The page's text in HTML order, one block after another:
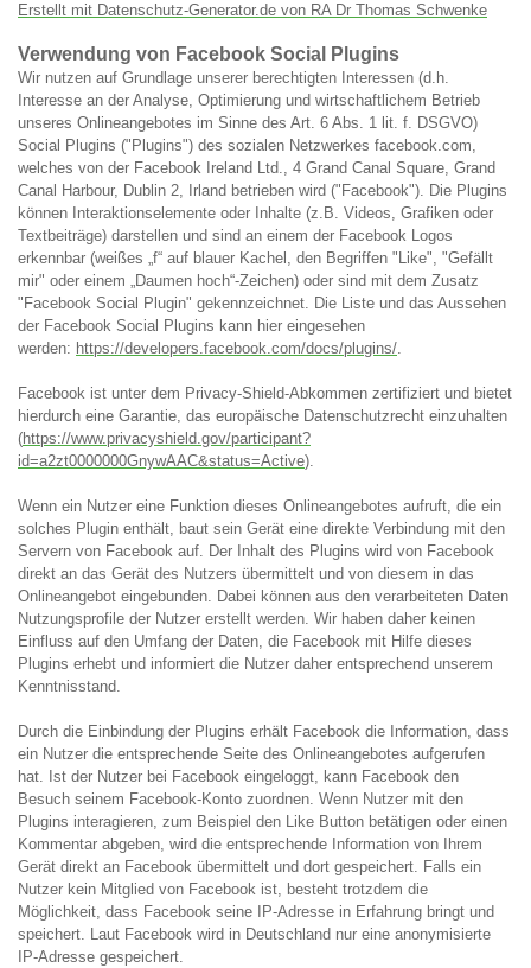
Erstellt mit Datenschutz-Generator.de von RA Dr Thomas Schwenke
Verwendung von Facebook Social Plugins
Wir nutzen auf Grundlage unserer berechtigten Interessen (d.h.
Interesse an der Analyse, Optimierung und wirtschaftlichem Betrieb
unseres Onlineangebotes im Sinne des Art. 6 Abs. 1 lit. f. DSGVO)
Social Plugins ("Plugins") des sozialen Netzwerkes facebook.com,
welches von der Facebook Ireland Ltd., 4 Grand Canal Square, Grand
Canal Harbour, Dublin 2, Irland betrieben wird ("Facebook"). Die Plugins
können Interaktionselemente oder Inhalte (z.B. Videos, Grafiken oder
Textbeiträge) darstellen und sind an einem der Facebook Logos
erkennbar (weißes „f“ auf blauer Kachel, den Begriffen "Like", "Gefällt
mir" oder einem „Daumen hoch“-Zeichen) oder sind mit dem Zusatz
"Facebook Social Plugin" gekennzeichnet. Die Liste und das Aussehen
der Facebook Social Plugins kann hier eingesehen
werden: https://developers.facebook.com/docs/plugins/.
Facebook ist unter dem Privacy-Shield-Abkommen zertifiziert und bietet
hierdurch eine Garantie, das europäische Datenschutzrecht einzuhalten
(https://www.privacyshield.gov/participant?
id=a2zt0000000GnywAAC&status=Active).
Wenn ein Nutzer eine Funktion dieses Onlineangebotes aufruft, die ein
solches Plugin enthält, baut sein Gerät eine direkte Verbindung mit den
Servern von Facebook auf. Der Inhalt des Plugins wird von Facebook
direkt an das Gerät des Nutzers übermittelt und von diesem in das
Onlineangebot eingebunden. Dabei können aus den verarbeiteten Daten
Nutzungsprofile der Nutzer erstellt werden. Wir haben daher keinen
Einfluss auf den Umfang der Daten, die Facebook mit Hilfe dieses
Plugins erhebt und informiert die Nutzer daher entsprechend unserem
Kenntnisstand.
Durch die Einbindung der Plugins erhält Facebook die Information, dass
ein Nutzer die entsprechende Seite des Onlineangebotes aufgerufen
hat. Ist der Nutzer bei Facebook eingeloggt, kann Facebook den
Besuch seinem Facebook-Konto zuordnen. Wenn Nutzer mit den
Plugins interagieren, zum Beispiel den Like Button betätigen oder einen
Kommentar abgeben, wird die entsprechende Information von Ihrem
Gerät direkt an Facebook übermittelt und dort gespeichert. Falls ein
Nutzer kein Mitglied von Facebook ist, besteht trotzdem die
Möglichkeit, dass Facebook seine IP-Adresse in Erfahrung bringt und
speichert. Laut Facebook wird in Deutschland nur eine anonymisierte
IP-Adresse gespeichert.